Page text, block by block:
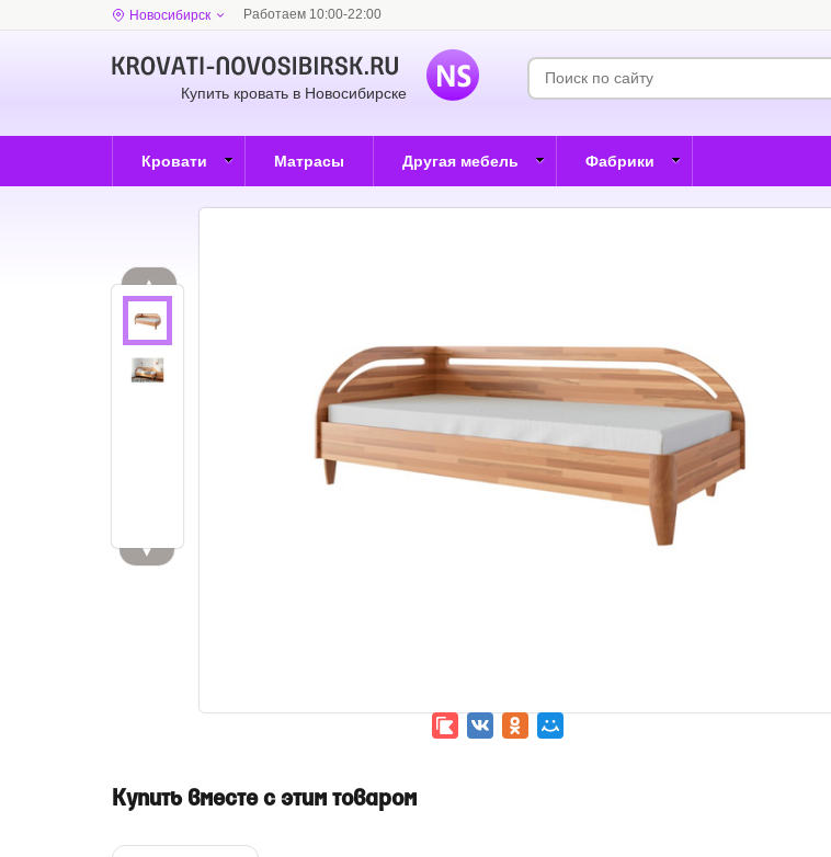
Новосибирск Работаем 10:00-22:00
Купить кровать в Новосибирске
Кровати Матрасы Другая мебель Фабрики
▲
▼
Купить вместе с этим товаром